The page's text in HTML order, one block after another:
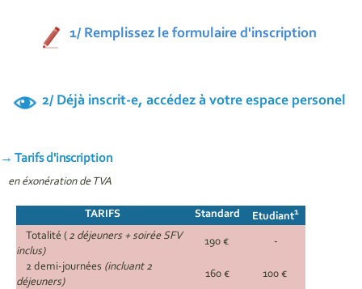
1/ Remplissez le formulaire d'inscription
2/ Déjà inscrit-e, accédez à votre espace personel
Tarifs d'inscription
en éxonération de TVA
TARIFS Standard Etudiant1
Totalité ( 2 déjeuners + soirée SFV
inclus)
190 € -
2 demi-journées (incluant 2
déjeuners)
160 € 100 €